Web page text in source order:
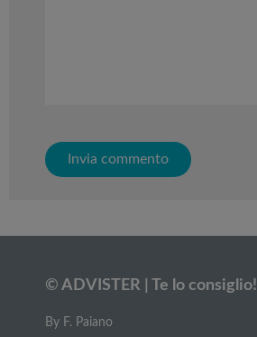
© ADVISTER | Te lo consiglio!
By F. Paiano